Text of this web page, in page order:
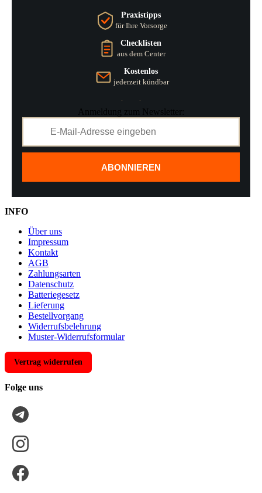
Praxistipps
für Ihre Vorsorge
Checklisten
aus dem Center
Kostenlos
jederzeit kündbar
Anmeldung zum Newsletter:
ABONNIEREN
INFO
Über uns
Impressum
Kontakt
AGB
Zahlungsarten
Datenschutz
Batteriegesetz
Lieferung
Bestellvorgang
Widerrufsbelehrung
Muster-Widerrufsformular
Vertrag widerrufen
Folge uns